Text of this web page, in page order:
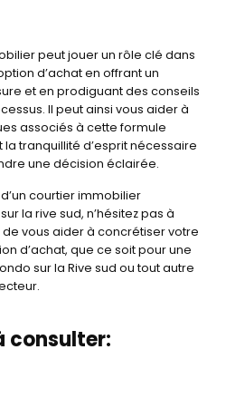
peut jouer un rôle clé dans
d’achat en offrant un
et en prodiguant des conseils
Il peut ainsi vous aider à
associés à cette formule
la tranquillité d’esprit nécessaire
une décision éclairée.
courtier immobilier
la rive sud, n’hésitez pas à
vous aider à concrétiser votre
d’achat, que ce soit pour une
sur la Rive sud ou tout autre
consulter: